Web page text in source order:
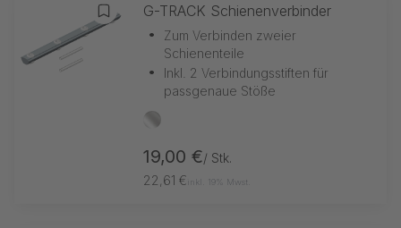
Zur Merkliste hinzufügen
G-TRACK Schienenverbinder
•
Zum Verbinden zweier
Schienenteile
•
Inkl. 2 Verbindungsstiften für
passgenaue Stöße
silber
19,00 €/ Stk.
22,61 € inkl. 19% Mwst.